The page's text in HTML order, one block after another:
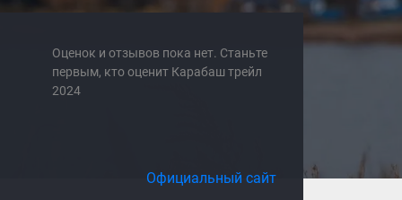
Оценок и отзывов пока нет. Станьте
первым, кто оценит Карабаш трейл
2024
Официальный сайт